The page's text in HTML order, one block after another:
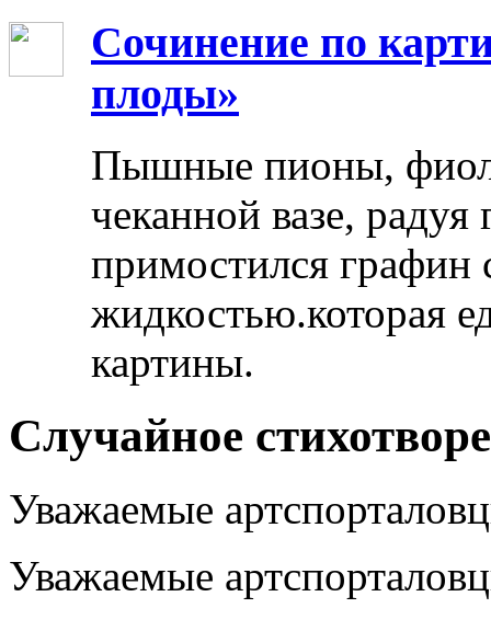
Сочинение по
плоды»
Пышные пионы,
чеканной вазе,
примостился графин
жидкостью.которая
картины.
Случайное
Уважаемые
Уважаемые